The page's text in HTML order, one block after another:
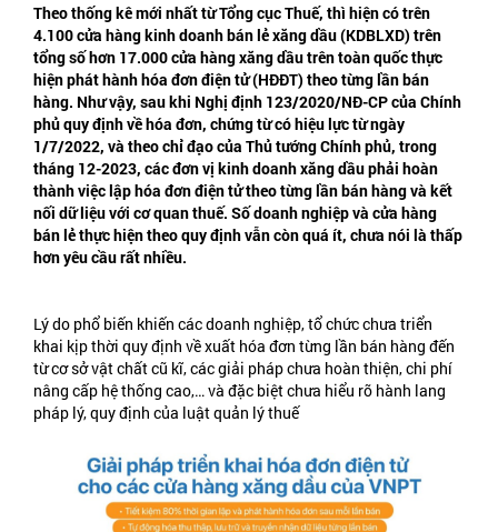
Theo thống kê mới nhất từ Tổng cục Thuế, thì hiện có trên
4.100 cửa hàng kinh doanh bán lẻ xăng dầu (KDBLXD) trên
tổng số hơn 17.000 cửa hàng xăng dầu trên toàn quốc thực
hiện phát hành hóa đơn điện tử (HĐĐT) theo từng lần bán
hàng. Như vậy, sau khi Nghị định 123/2020/NĐ-CP của Chính
phủ quy định về hóa đơn, chứng từ có hiệu lực từ ngày
1/7/2022, và theo chỉ đạo của Thủ tướng Chính phủ, trong
tháng 12-2023, các đơn vị kinh doanh xăng dầu phải hoàn
thành việc lập hóa đơn điện tử theo từng lần bán hàng và kết
nối dữ liệu với cơ quan thuế. Số doanh nghiệp và cửa hàng
bán lẻ thực hiện theo quy định vẫn còn quá ít, chưa nói là thấp
hơn yêu cầu rất nhiều.
Lý do phổ biến khiến các doanh nghiệp, tổ chức chưa triển
khai kịp thời quy định về xuất hóa đơn từng lần bán hàng đến
từ cơ sở vật chất cũ kĩ, các giải pháp chưa hoàn thiện, chi phí
nâng cấp hệ thống cao,… và đặc biệt chưa hiểu rõ hành lang
pháp lý, quy định của luật quản lý thuế